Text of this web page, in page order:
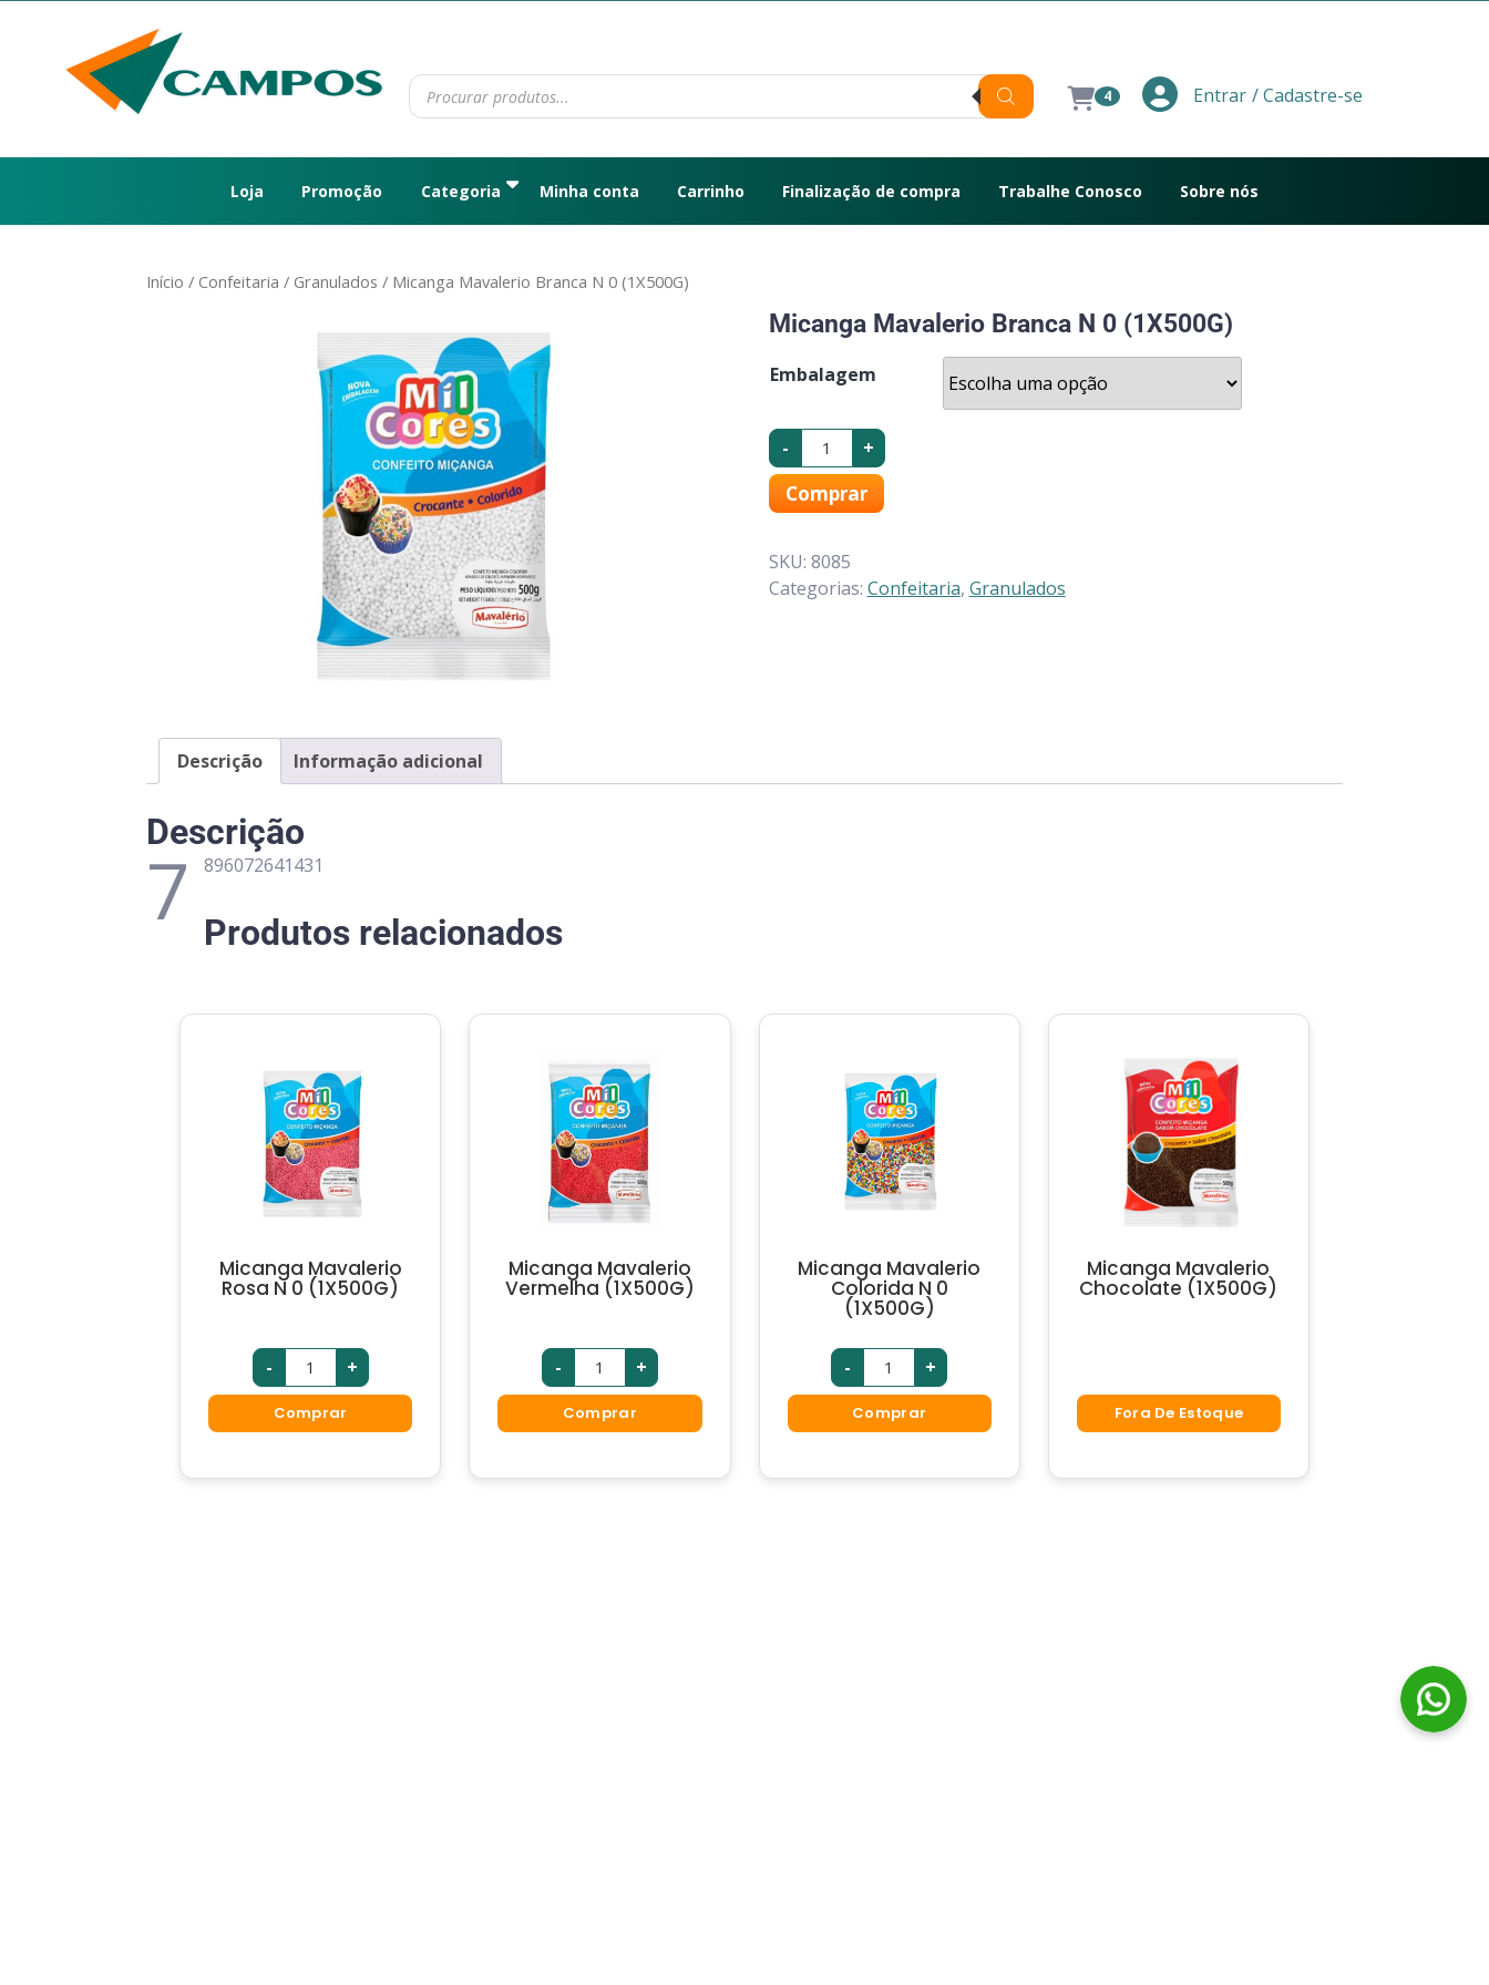
4 Entrar / Cadastre-se
Loja Promoção Categoria Minha conta Carrinho Finalização de compra Trabalhe Conosco Sobre nós
Início / Confeitaria / Granulados / Micanga Mavalerio Branca N 0 (1X500G)
Micanga Mavalerio Branca N 0 (1X500G)
Embalagem
- +
Comprar
SKU: 8085
Categorias: Confeitaria, Granulados
Descrição Informação adicional
Descrição
7 896072641431
Produtos relacionados
Micanga Mavalerio
Rosa N 0 (1X500G)
- +
Comprar
Micanga Mavalerio
Vermelha (1X500G)
- +
Comprar
Micanga Mavalerio
Colorida N 0
(1X500G)
- +
Comprar
Micanga Mavalerio
Chocolate (1X500G)
Fora De Estoque